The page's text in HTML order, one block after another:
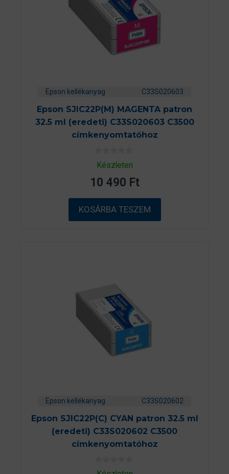
Epson kellékanyag C33S020603
Epson SJIC22P(M) MAGENTA patron
32.5 ml (eredeti) C33S020603 C3500
címkenyomtatóhoz
0
a
b
ő
l
Készleten
10 490 Ft
KOSÁRBA TESZEM
Epson kellékanyag C33S020602
Epson SJIC22P(C) CYAN patron 32.5 ml
(eredeti) C33S020602 C3500
címkenyomtatóhoz
0